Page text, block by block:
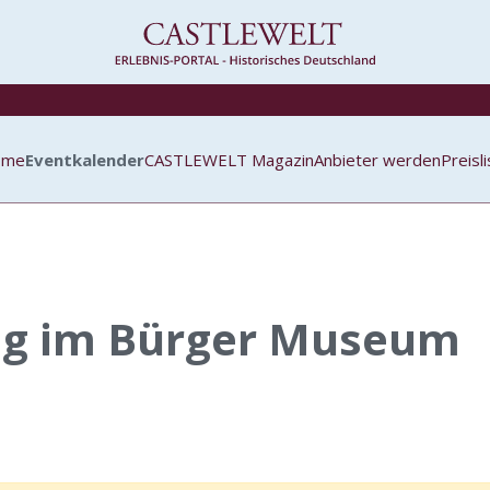
EventkalenderCASTLEWELT MagazinAnbieter werden
im Bürger Museum